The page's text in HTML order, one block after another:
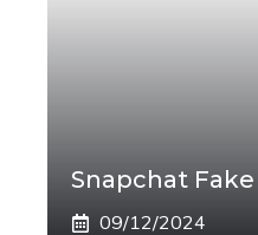
Snapchat
09/12/2024